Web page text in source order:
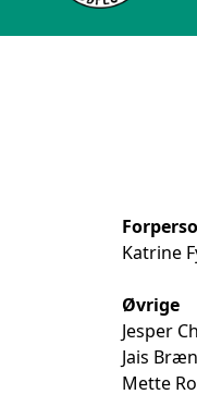
Katrine
Øvrige
Jesper
Jais
Mette